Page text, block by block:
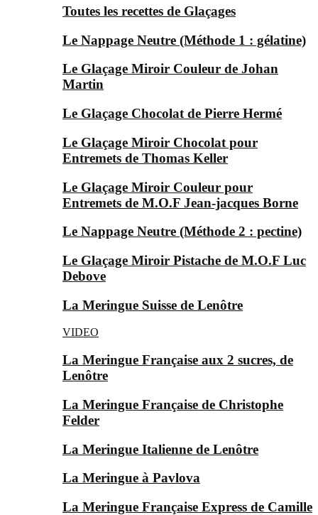
Toutes les recettes de Glaçages
Le Nappage Neutre (Méthode 1 : gélatine)
Le Glaçage Miroir Couleur de Johan
Martin
Le Glaçage Chocolat de Pierre Hermé
Le Glaçage Miroir Chocolat pour
Entremets de Thomas Keller
Le Glaçage Miroir Couleur pour
Entremets de M.O.F Jean-jacques Borne
Le Nappage Neutre (Méthode 2 : pectine)
Le Glaçage Miroir Pistache de M.O.F Luc
Debove
La Meringue Suisse de Lenôtre
VIDEO
La Meringue Française aux 2 sucres, de
Lenôtre
La Meringue Française de Christophe
Felder
La Meringue Italienne de Lenôtre
La Meringue à Pavlova
La Meringue Française Express de Camille